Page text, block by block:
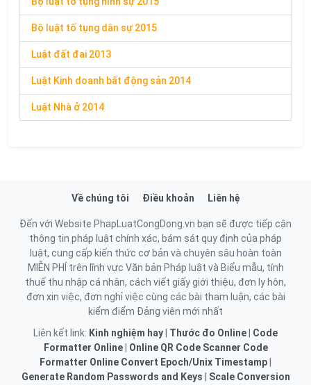
Bộ luật tố tụng dân sự 2015
Luật đất đai 2013
Luật Kinh doanh bất động sản 2014
Luật Nhà ở 2014
Về chúng tôi Điều khoản Liên hệ
Đến với Website PhapLuatCongDong.vn bạn sẽ được tiếp cận
thông tin pháp luật chính xác, bám sát quy định của pháp
luật, cung cấp kiến thức cơ bản và chuyên sâu hoàn toàn
MIỄN PHÍ trên lĩnh vực Văn bản Pháp luật và Biểu mẫu, tính
thuế thu nhập cá nhân, cách viết giấy giới thiệu, đơn ly hôn,
đơn xin việc, đơn nghỉ việc cùng các bài tham luận, các bài
kiểm điểm Đảng viên mới nhất
Liên kết link: Kinh nghiệm hay Thước đo Online
Code
Formatter Online| Online QR Code Scanner Code
Formatter Online Convert Epoch/Unix Timestamp
Generate Random Passwords and Keys
Scale Conversion